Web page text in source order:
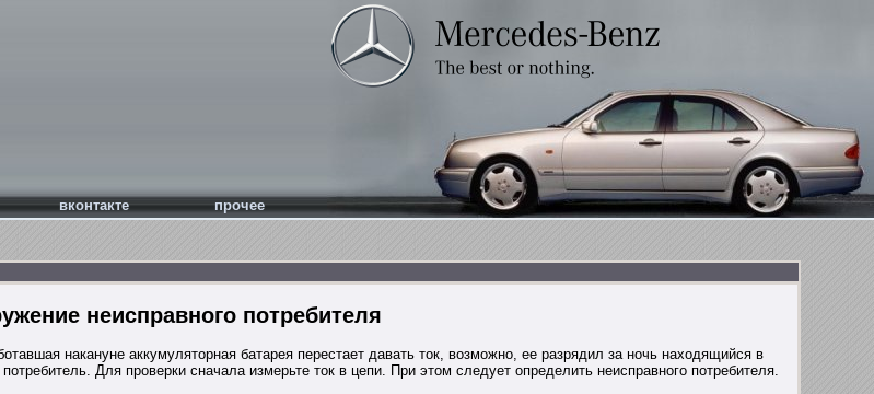
вконтакте прочее
неисправного потребителя
накануне аккумуляторная батарея перестает давать ток, возможно, ее разрядил за ночь находящийся в
Для проверки сначала измерьте ток в цепи. При этом следует определить неисправного потребителя.